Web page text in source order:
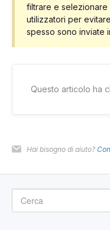
filtrare e selezionare
utilizzatori per
spesso sono inviate
Questo articolo ha
Hai bisogno di aiuto?